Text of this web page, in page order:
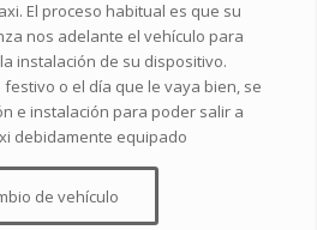
El proceso habitual es que su
nos adelante el vehículo para
instalación de su dispositivo.
o el día que le vaya bien, se
e instalación para poder salir a
debidamente equipado
de vehículo